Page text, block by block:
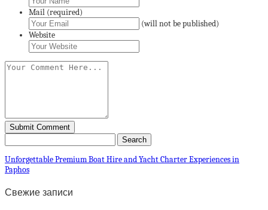
Mail (required)
(will not be published)
Website
Unforgettable Premium Boat Hire and Yacht Charter Experiences in
Paphos
Свежие записи